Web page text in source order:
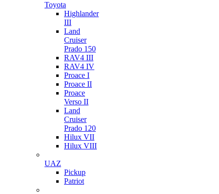
Toyota
Highlander
III
Land
Cruiser
Prado 150
RAV4 III
RAV4 IV
Proace I
Proace II
Proace
Verso II
Land
Cruiser
Prado 120
Hilux VII
Hilux VIII
UAZ
Pickup
Patriot